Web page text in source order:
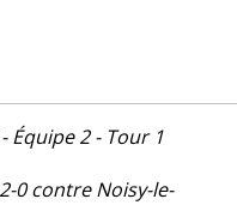
Équipe 2 - Tour 1
0 contre Noisy-le-